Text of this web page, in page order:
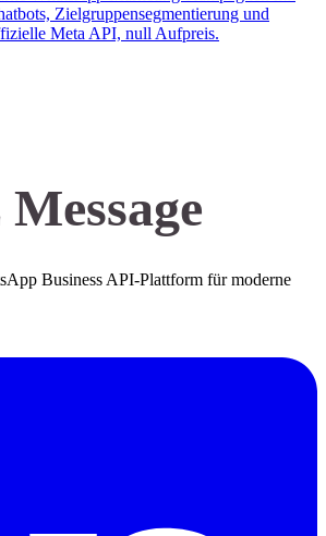
Zielgruppensegmentierung und
Meta API, null Aufpreis.
Business API-Plattform für moderne